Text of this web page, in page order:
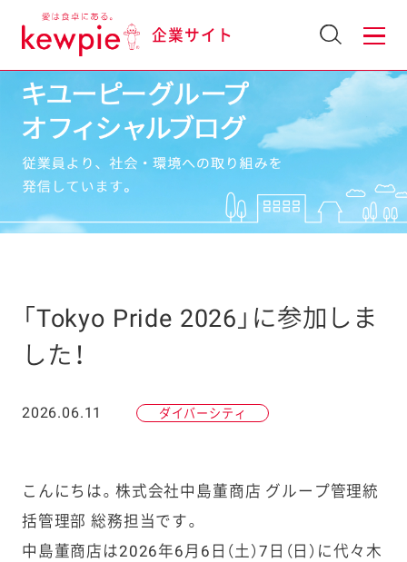
企業サイト
「Tokyo Pride 2026」に参加しま
した！
2026.06.11 ダイバーシティ
こんにちは。株式会社中島董商店 グループ管理統
括管理部 総務担当です。
中島董商店は2026年6月6日（土）7日（日）に代々木